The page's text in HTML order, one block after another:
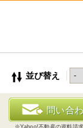
並び替え
問い合
※Yahoo!不動産の資料請